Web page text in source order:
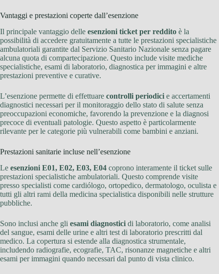
Vantaggi e prestazioni coperte dall’esenzione
Il principale vantaggio delle esenzioni ticket per reddito è la
possibilità di accedere gratuitamente a tutte le prestazioni specialistiche
ambulatoriali garantite dal Servizio Sanitario Nazionale senza pagare
alcuna quota di compartecipazione. Questo include visite mediche
specialistiche, esami di laboratorio, diagnostica per immagini e altre
prestazioni preventive e curative.
L’esenzione permette di effettuare controlli periodici e accertamenti
diagnostici necessari per il monitoraggio dello stato di salute senza
preoccupazioni economiche, favorendo la prevenzione e la diagnosi
precoce di eventuali patologie. Questo aspetto è particolarmente
rilevante per le categorie più vulnerabili come bambini e anziani.
Prestazioni sanitarie incluse nell’esenzione
Le esenzioni E01, E02, E03, E04 coprono interamente il ticket sulle
prestazioni specialistiche ambulatoriali. Questo comprende visite
presso specialisti come cardiólogo, ortopedico, dermatologo, oculista e
tutti gli altri rami della medicina specialistica disponibili nelle strutture
pubbliche.
Sono inclusi anche gli esami diagnostici di laboratorio, come analisi
del sangue, esami delle urine e altri test di laboratorio prescritti dal
medico. La copertura si estende alla diagnostica strumentale,
includendo radiografie, ecografie, TAC, risonanze magnetiche e altri
esami per immagini quando necessari dal punto di vista clinico.